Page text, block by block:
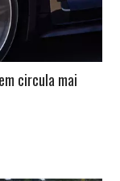
circula mai